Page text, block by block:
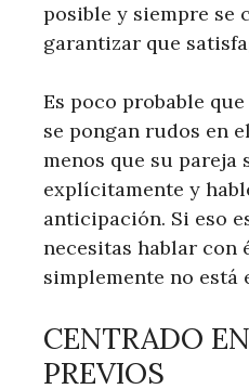
posible y siempre se
garantizar que
Es poco probable
se pongan rudos en
menos que su pareja
explícitamente y
anticipación. Si eso
necesitas hablar con
simplemente no está
CENTRADO
PREVIOS